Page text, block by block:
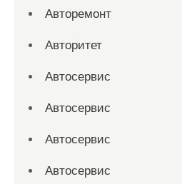
Авторемонт
Авторитет
Автосервис
Автосервис
Автосервис
Автосервис